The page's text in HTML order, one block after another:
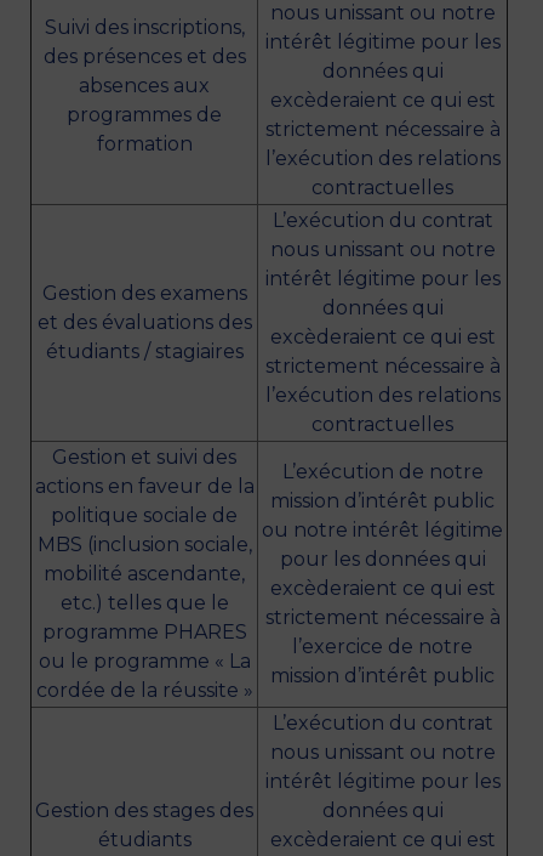
Suivi des inscriptions,
des présences et des
absences aux
programmes de
formation
nous unissant ou notre
intérêt légitime pour les
données qui
excèderaient ce qui est
strictement nécessaire à
l’exécution des relations
contractuelles
Gestion des examens
et des évaluations des
étudiants / stagiaires
L’exécution du contrat
nous unissant ou notre
intérêt légitime pour les
données qui
excèderaient ce qui est
strictement nécessaire à
l’exécution des relations
contractuelles
Gestion et suivi des
actions en faveur de la
politique sociale de
MBS (inclusion sociale,
mobilité ascendante,
etc.) telles que le
programme PHARES
ou le programme « La
cordée de la réussite »
L’exécution de notre
mission d’intérêt public
ou notre intérêt légitime
pour les données qui
excèderaient ce qui est
strictement nécessaire à
l’exercice de notre
mission d’intérêt public
Gestion des stages des
étudiants
L’exécution du contrat
nous unissant ou notre
intérêt légitime pour les
données qui
excèderaient ce qui est